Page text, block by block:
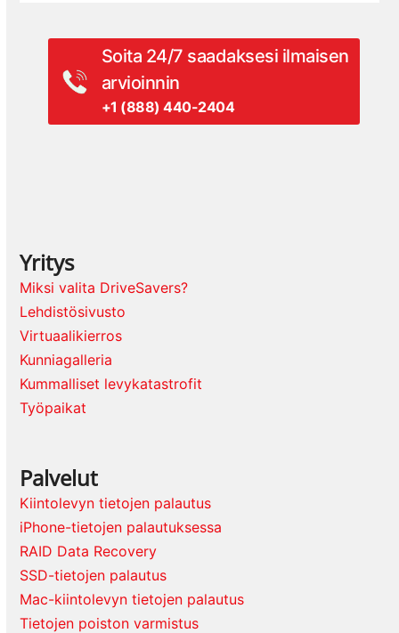
Soita 24/7 saadaksesi ilmaisen
arvioinnin
+1 (888) 440-2404
Yritys
Miksi valita DriveSavers?
Lehdistösivusto
Virtuaalikierros
Kunniagalleria
Kummalliset levykatastrofit
Työpaikat
Palvelut
Kiintolevyn tietojen palautus
iPhone-tietojen palautuksessa
RAID Data Recovery
SSD-tietojen palautus
Mac-kiintolevyn tietojen palautus
Tietojen poiston varmistus